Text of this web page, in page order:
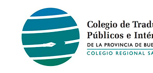
contenido